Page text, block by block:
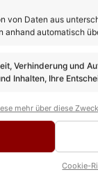
von Daten aus
anhand automatisch
Verhinderung und
Inhalten, Ihre
mehr über diese
Cookie-